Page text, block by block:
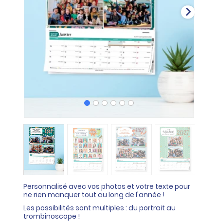
Personnalisé avec vos photos et votre texte pour
ne rien manquer tout au long de l'année !
Les possibilités sont multiples : du portrait au
trombinoscope !